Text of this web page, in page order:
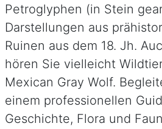
Petroglyphen (in Stein
Darstellungen aus
Ruinen aus dem 18. Jh.
hören Sie vielleicht
Mexican Gray Wolf.
einem professionellen
Geschichte, Flora und